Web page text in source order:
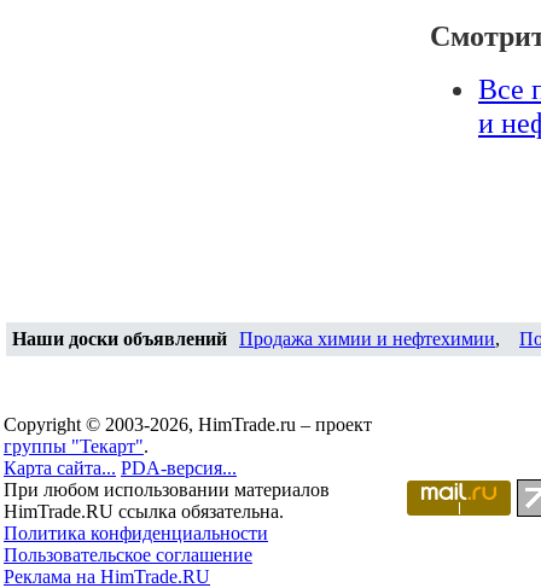
Все
и
Наши доски объявлений Продажа химии и нефтехимии,
Copyright © 2003-2026, HimTrade.ru – проект
группы "Текарт".
Карта сайта... PDA-версия...
При любом использовании материалов
HimTrade.RU ссылка обязательна.
Политика конфиденциальности
Пользовательское соглашение
Реклама на HimTrade.RU